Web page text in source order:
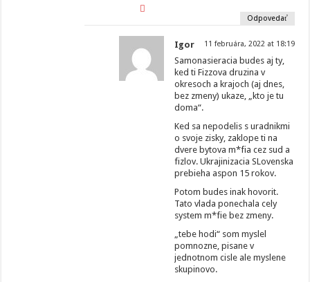
Odpovedať
Igor 11 februára, 2022 at 18:19
Samonasieracia budes aj ty,
ked ti Fizzova druzina v
okresoch a krajoch (aj dnes,
bez zmeny) ukaze, „kto je tu
doma“.
Ked sa nepodelis s uradnikmi
o svoje zisky, zaklope ti na
dvere bytova m*fia cez sud a
fizlov. Ukrajinizacia SLovenska
prebieha aspon 15 rokov.
Potom budes inak hovorit.
Tato vlada ponechala cely
system m*fie bez zmeny.
„tebe hodi“ som myslel
pomnozne, pisane v
jednotnom cisle ale myslene
skupinovo.